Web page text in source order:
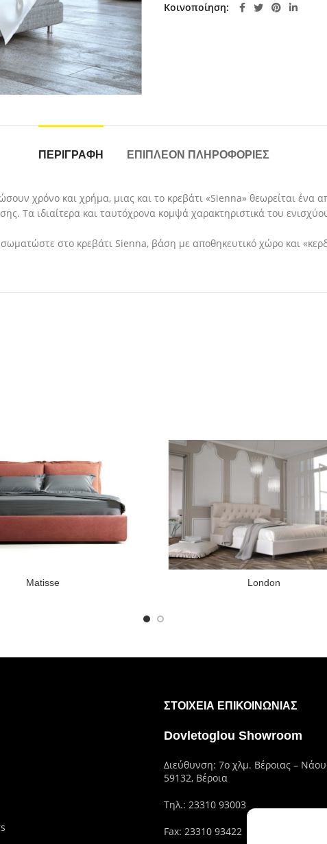
Κοινοποίηση
ΠΕΡΙΓΡΑΦΉ ΕΠΙΠΛΈΟΝ ΠΛΗΡΟΦΟΡΊΕΣ
χρόνο και χρήμα, μιας και το κρεβάτι «Sienna» θεωρείται ένα
Τα ιδιαίτερα και ταυτόχρονα κομψά χαρακτηριστικά του
στο κρεβάτι Sienna, βάση με αποθηκευτικό χώρο και
Matisse London
ΣΤΟΙΧΕΊΑ ΕΠΙΚΟΙΝΩΝΊΑΣ
Dovletoglou Showroom
Διεύθυνση: 7ο χλμ. Βέροιας –
59132, Βέροια
Τηλ.: 23310 93003
Fax: 23310 93422